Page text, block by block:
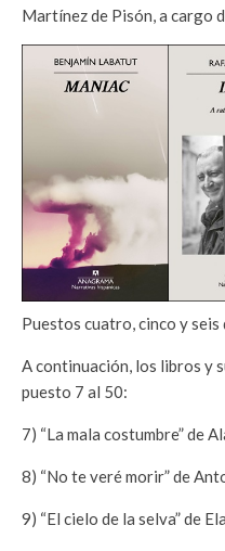
Martínez de Pisón, a cargo
Puestos cuatro, cinco y seis
A continuación, los libros y
puesto 7 al 50:
7) “La mala costumbre” de
8) “No te veré morir” de
9) “El cielo de la selva” de